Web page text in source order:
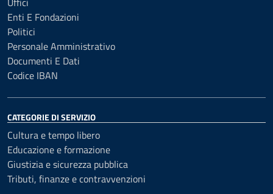
Enti E Fondazioni
Politici
Personale Amministrativo
Documenti E Dati
Codice IBAN
CATEGORIE DI SERVIZIO
Cultura e tempo libero
Educazione e formazione
Giustizia e sicurezza pubblica
Tributi, finanze e contravvenzioni